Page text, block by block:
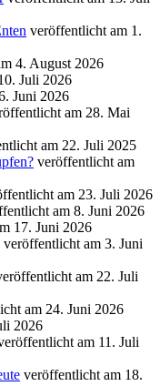
veröffentlicht am 1.
4. August 2026
Juli 2026
Juni 2026
am 28. Mai
am 22. Juli 2025
veröffentlicht am
am 23. Juli 2026
am 8. Juni 2026
17. Juni 2026
veröffentlicht am 3. Juni
am 22. Juli
am 24. Juni 2026
2026
am 11. Juli
veröffentlicht am 18.